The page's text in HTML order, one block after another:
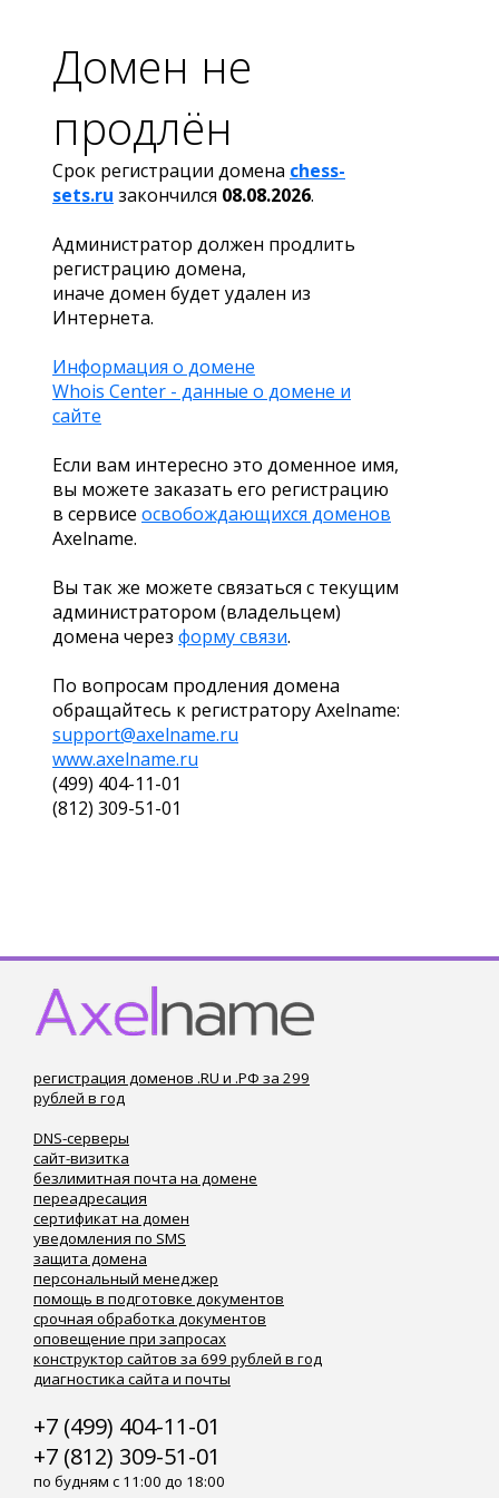
Домен не
продлён
Срок регистрации домена chess-
sets.ru закончился 08.08.2026.
Администратор должен продлить
регистрацию домена,
иначе домен будет удален из
Интернета.
Информация о домене
Whois Center - данные о домене и
сайте
Если вам интересно это доменное имя,
вы можете заказать его регистрацию
в сервисе освобождающихся доменов
Axelname.
Вы так же можете связаться с текущим
администратором (владельцем)
домена через форму связи.
По вопросам продления домена
обращайтесь к регистратору Axelname:
support@axelname.ru
www.axelname.ru
(499) 404-11-01
(812) 309-51-01
регистрация доменов .RU и .РФ за 299
рублей в год
DNS-серверы
сайт-визитка
безлимитная почта на домене
переадресация
сертификат на домен
уведомления по SMS
защита домена
персональный менеджер
помощь в подготовке документов
срочная обработка документов
оповещение при запросах
конструктор сайтов за 699 рублей в год
диагностика сайта и почты
+7 (499) 404-11-01
+7 (812) 309-51-01
по будням с 11:00 до 18:00